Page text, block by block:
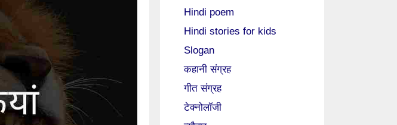
Hindi poem
Hindi stories for kids
Slogan
कहानी संग्रह
गीत संग्रह
टेक्नोलॉजी